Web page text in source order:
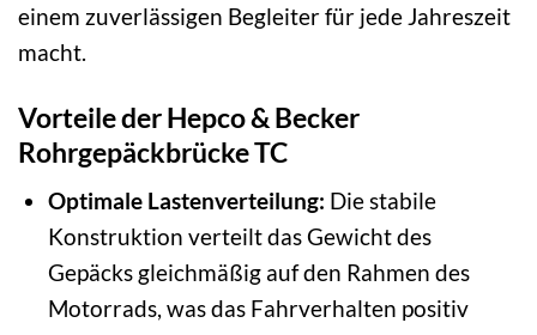
einem zuverlässigen Begleiter für jede Jahreszeit
macht.
Vorteile der Hepco & Becker
Rohrgepäckbrücke TC
Optimale Lastenverteilung: Die stabile
Konstruktion verteilt das Gewicht des
Gepäcks gleichmäßig auf den Rahmen des
Motorrads, was das Fahrverhalten positiv